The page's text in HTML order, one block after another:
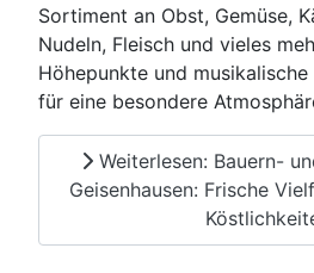
Sortiment an Obst, Gemüse,
Nudeln, Fleisch und vieles
Höhepunkte und
für eine besondere
Weiterlesen: Bauern-
Geisenhausen: Frische